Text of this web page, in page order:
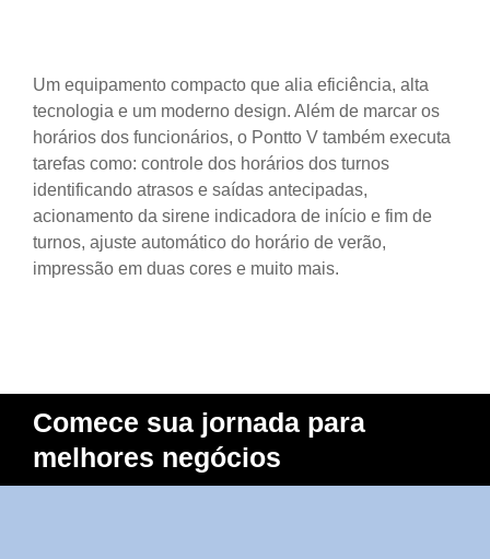
Um equipamento compacto que alia eficiência, alta
tecnologia e um moderno design. Além de marcar os
horários dos funcionários, o Pontto V também executa
tarefas como: controle dos horários dos turnos
identificando atrasos e saídas antecipadas,
acionamento da sirene indicadora de início e fim de
turnos, ajuste automático do horário de verão,
impressão em duas cores e muito mais.
Comece sua jornada para
melhores negócios